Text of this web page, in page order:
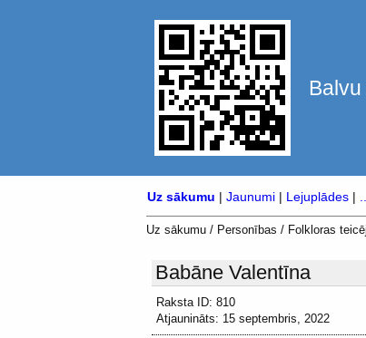
Uz sākumu | Jaunumi | Lejuplādes |
Uz sākumu / Personības / Folkloras
Babāne Valentīna
Raksta ID: 810
Atjaunināts: 15 septembris, 2022